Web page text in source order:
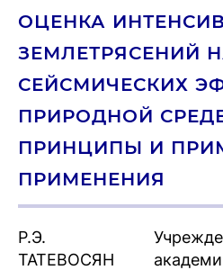
ОЦЕНКА
ЗЕМЛЕТРЯСЕНИЙ
СЕЙСМИЧЕСКИХ
ПРИРОДНОЙ
ПРИНЦИПЫ И
ПРИМЕНЕНИЯ
Р.Э.
ТАТЕВОСЯН